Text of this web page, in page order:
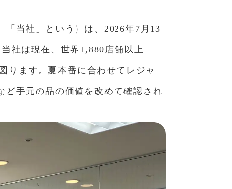
当社」という）は、2026年7月13
社は現在、世界1,880店舗以上
ります。夏本番に合わせてレジャ
ど手元の品の価値を改めて確認され